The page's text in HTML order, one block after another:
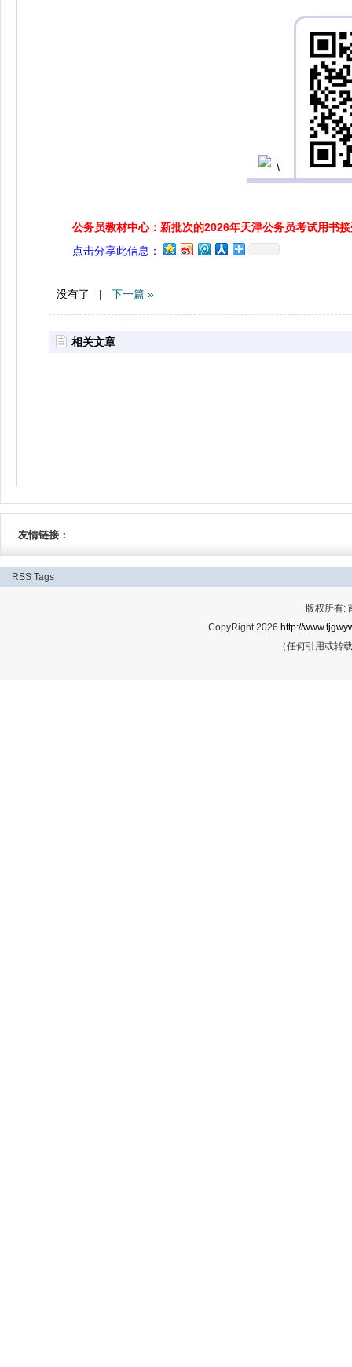
公务员教材中心：新批次的2026年天津公务员考试用书
点击分享此信息：
没有了 | 下一篇 »
相关文章
友情链接：
RSS Tags
版权所有:
CopyRight 2026 http://
（任何引用或转